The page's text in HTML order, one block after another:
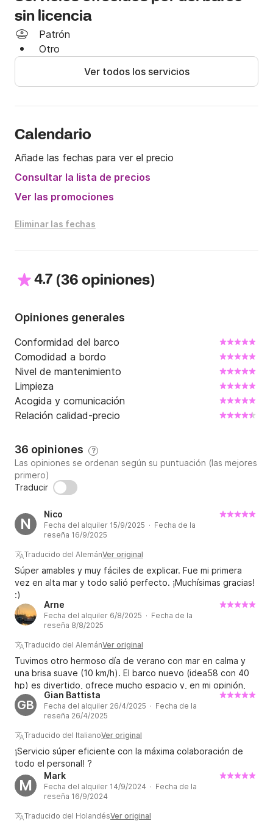
sin licencia
Patrón
Otro
Ver todos los servicios
Calendario
Añade las fechas para ver el precio
Consultar la lista de precios
Ver las promociones
Eliminar las fechas
4.7 (36 opiniones)
Opiniones generales
Conformidad del barco
Comodidad a bordo
Nivel de mantenimiento
Limpieza
Acogida y comunicación
Relación calidad-precio
36 opiniones ?
Las opiniones se ordenan según su puntuación (las mejores
primero)
Traducir
N
Nico
Fecha del alquiler 15/9/2025 · Fecha de la
reseña 16/9/2025
Traducido del AlemánVer original
Súper amables y muy fáciles de explicar. Fue mi primera
vez en alta mar y todo salió perfecto. ¡Muchísimas gracias!
:)
Arne
Fecha del alquiler 6/8/2025 · Fecha de la
reseña 8/8/2025
Traducido del AlemánVer original
Tuvimos otro hermoso día de verano con mar en calma y
una brisa suave (10 km/h). El barco nuevo (idea58 con 40
hp) es divertido, ofrece mucho espacio y, en mi opinión,
bastante económico. Bordighera <> Niza no es un
problema, aproximadamente medio tanque, unos buenos
40 litros. Reservar a través de la plataforma es fácil: se
firma un contrato rápido en el lugar, la entrega es rápida y
nos vamos a la diversión y la aventura... ya sea navegando,
relajándonos en una bahía, nadando o haciendo snorkel.
¡Todos logramos repostar a la vuelta! En resumen, todo
salió según lo planeado. ? ¡Volveremos y luego también
navegaremos! Gracias, Mauro, y querida Evelyn (en el
GB
Gian Battista
Fecha del alquiler 26/4/2025 · Fecha de la
reseña 26/4/2025
Traducido del ItalianoVer original
¡Servicio súper eficiente con la máxima colaboración de
todo el personal! ?
M
Mark
Fecha del alquiler 14/9/2024 · Fecha de la
reseña 16/9/2024
Traducido del HolandésVer original